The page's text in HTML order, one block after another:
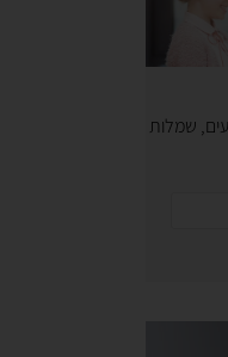
שמלות